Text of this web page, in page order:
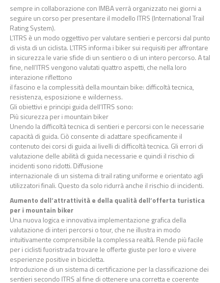
sempre in collaborazione con IMBA verrà organizzato nei giorni a
seguire un corso per presentare il modello ITRS (International Trail
Rating System).
L’ITRS è un modo oggettivo per valutare sentieri e percorsi dal punto
di vista di un ciclista. L’ITRS informa i biker sui requisiti per affrontare
in sicurezza le varie sfide di un sentiero o di un intero percorso. A tal
fine, nell’ITRS vengono valutati quattro aspetti, che nella loro
interazione riflettono
il fascino e la complessità della mountain bike: difficoltà tecnica,
resistenza, esposizione ewilderness.
Gli obiettivi e principi guida dell’ITRS sono:
Più sicurezza per i mountain biker
Unendo la difficoltà tecnica di sentieri e percorsi con le necessarie
capacità di guida. Ciò consente di adattare specificamente il
contenuto dei corsi di guida ai livelli di difficoltà tecnica. Gli errori di
valutazione delle abilità di guida necessarie e quindi il rischio di
incidenti sono ridotti. Diffusione
internazionale di un sistema di trail rating uniforme e orientato agli
utilizzatori finali. Questo dasolo ridurrà anche il rischio di incidenti.
Aumento dell’attrattività e della qualità dell’offerta turistica
per i mountain biker
Una nuova logica e innovativa implementazione grafica della
valutazione di interi percorsi o tour, che ne illustra in modo
intuitivamente comprensibile la complessa realtà. Rende più facile
per i ciclisti fuoristrada trovare le offerte giuste per loro e vivere
esperienze positive in bicicletta.
Introduzione di un sistema di certificazione per la classificazione dei
sentieri secondo ITRS al fine di ottenere una corretta e coerente